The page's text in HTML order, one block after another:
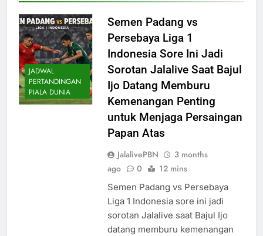
JADWAL
PERTANDINGAN
PIALA DUNIA
Semen Padang vs
Persebaya Liga 1
Indonesia Sore Ini Jadi
Sorotan Jalalive Saat Bajul
Ijo Datang Memburu
Kemenangan Penting
untuk Menjaga Persaingan
Papan Atas
JalalivePBN
3 months
ago
0 12 mins
Semen Padang vs Persebaya
Liga 1 Indonesia sore ini jadi
sorotan Jalalive saat Bajul Ijo
datang memburu kemenangan